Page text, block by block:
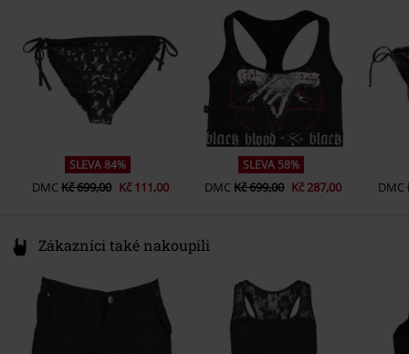
černá
SLEVA 84%
DMCKč 699,00 Kč 111,00
SLEVA 58%
DMCKč 699,00 Kč 287,00 DMC
Zákazníci také nakoupili